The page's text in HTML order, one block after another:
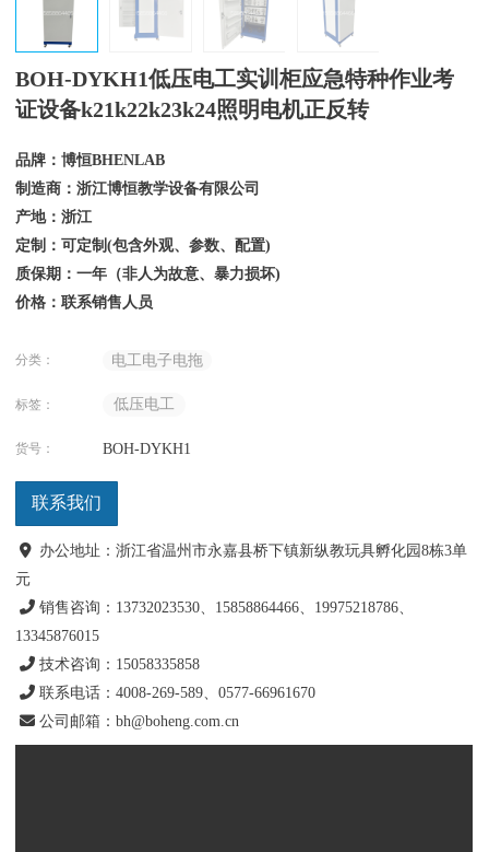
BOH-DYKH1低压电工实训柜应急特种作业考
证设备k21k22k23k24照明电机正反转
品牌：博恒BHENLAB
制造商：浙江博恒教学设备有限公司
产地：浙江
定制：可定制(包含外观、参数、配置)
质保期：一年（非人为故意、暴力损坏)
价格：联系销售人员
分类： 电工电子电拖
标签： 低压电工
货号： BOH-DYKH1
联系我们
办公地址：浙江省温州市永嘉县桥下镇新纵教玩具孵化园8栋3单
元
销售咨询：13732023530、15858864466、19975218786、
13345876015
技术咨询：15058335858
联系电话：4008-269-589、0577-66961670
公司邮箱：bh@boheng.com.cn